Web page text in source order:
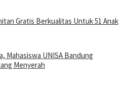
Gratis Berkualitas Untuk 51 Anak
Mahasiswa UNISA Bandung
Menyerah